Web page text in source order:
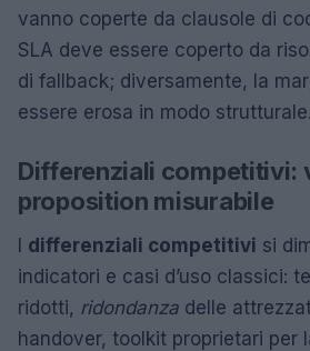
vanno coperte da clausole di
SLA deve essere coperto da
di fallback; diversamente, la
essere erosa in modo strutturale.
Differenziali competitivi:
proposition misurabile
differenziali competitivi si
indicatori e casi d’uso classici:
ridotti, ridondanza delle
handover, toolkit proprietari per